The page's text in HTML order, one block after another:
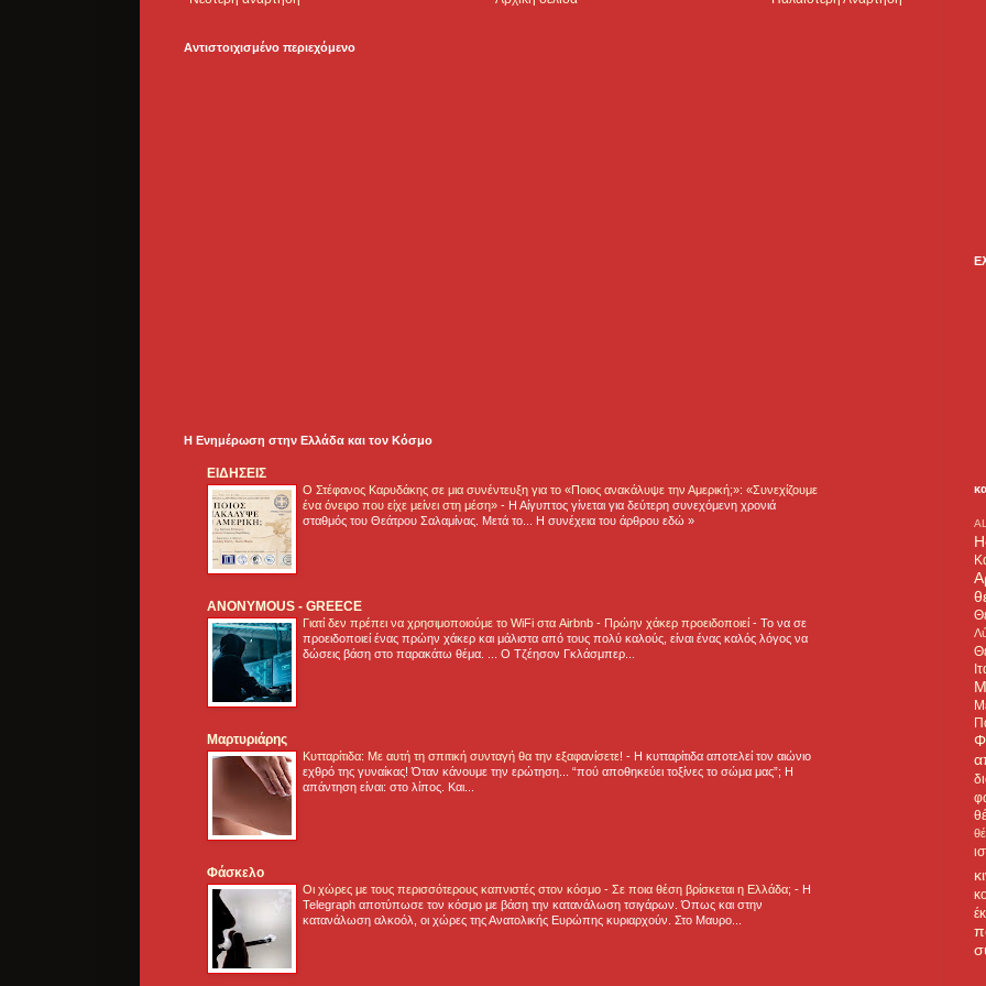
Αντιστοιχισμένο περιεχόμενο
Η Ενημέρωση στην Ελλάδα και τoν Κόσμο
ΕΙΔΗΣΕΙΣ
Ο Στέφανος Καρυδάκης σε μια συνέντευξη για το «Ποιος ανακάλυψε την Αμερική;»: «Συνεχίζουμε
ένα όνειρο που είχε μείνει στη μέση» - Η Αίγυπτος γίνεται για δεύτερη συνεχόμενη χρονιά
σταθμός του Θεάτρου Σαλαμίνας. Μετά το... Η συνέχεια του άρθρου εδώ »
ANONYMOUS - GREECE
Γιατί δεν πρέπει να χρησιμοποιούμε το WiFi στα Airbnb - Πρώην χάκερ προειδοποιεί- Το να σε
προειδοποιεί ένας πρώην χάκερ και μάλιστα από τους πολύ καλούς, είναι ένας καλός λόγος να
δώσεις βάση στο παρακάτω θέμα. ... Ο Τζέησον Γκλάσμπερ...
Μαρτυριάρης
Κυτταρίτιδα: Με αυτή τη σπιτική συνταγή θα την εξαφανίσετε! - H κυτταρίτιδα αποτελεί τον αιώνιο
εχθρό της γυναίκας! Όταν κάνουμε την ερώτηση... “πού αποθηκεύει τοξίνες το σώμα μας”; Η
απάντηση είναι: στο λίπος. Και...
Φάσκελο
Οι χώρες με τους περισσότερους καπνιστές στον κόσμο - Σε ποια θέση βρίσκεται η Ελλάδα; - Η
Telegraph αποτύπωσε τον κόσμο με βάση την κατανάλωση τσιγάρων. Όπως και στην
κατανάλωση αλκοόλ, οι χώρες της Ανατολικής Ευρώπης κυριαρχούν. Στο Μαυρο...